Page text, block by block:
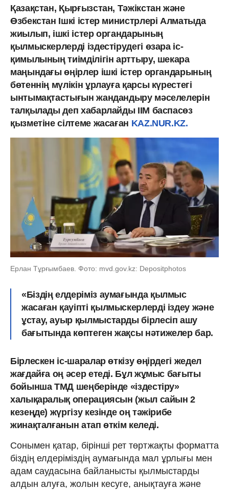
Қазақстан, Қырғызстан, Тәжікстан және
Өзбекстан Ішкі істер министрлері Алматыда
жиылып, ішкі істер органдарының
қылмыскерлерді іздестірудегі өзара іс-
қимылының тиімділігін арттыру, шекара
маңындағы өңірлер ішкі істер органдарының
бөтеннің мүлікін ұрлауға қарсы күрестегі
ынтымақтастығын жандандыру мәселелерін
талқылады деп хабарлайды ІІМ баспасөз
қызметіне сілтеме жасаған KAZ.NUR.KZ.
Ерлан Тұрғымбаев. Фото: mvd.gov.kz: Depositphotos
«Біздің елдеріміз аумағында қылмыс
жасаған қауіпті қылмыскерлерді іздеу және
ұстау, ауыр қылмыстарды бірлесіп ашу
бағытында көптеген жақсы нәтижелер бар.
Бірлескен іс-шаралар өткізу өңірдегі жедел
жағдайға оң әсер етеді. Бұл жұмыс бағыты
бойынша ТМД шеңберінде «іздестіру»
халықаралық операциясын (жыл сайын 2
кезеңде) жүргізу кезінде оң тәжірибе
жинақталғанын атап өткім келеді.
Сонымен қатар, бірінші рет төртжақты форматта
біздің елдеріміздің аумағында мал ұрлығы мен
адам саудасына байланысты қылмыстарды
алдын алуға, жолын кесуге, анықтауға және